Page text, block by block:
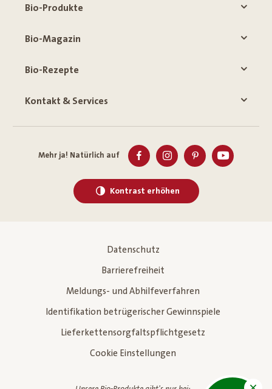
Bio-Produkte
Bio-Magazin
Bio-Rezepte
Kontakt & Services
Mehr ja! Natürlich auf
Kontrast erhöhen
Datenschutz
Barrierefreiheit
Meldungs- und Abhilfeverfahren
Identifikation betrügerischer Gewinnspiele
Lieferkettensorgfaltspflichtgesetz
Cookie Einstellungen